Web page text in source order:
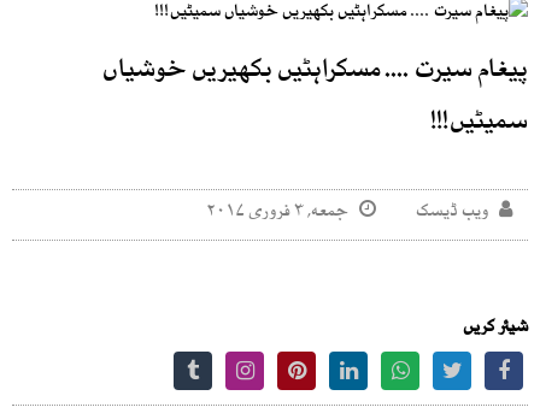
پیغام سیرت .... مسکراہٹیں بکھیریں خوشیاں
سمیٹیں!!!
ویب ڈیسک جمعه, ۳ فروری ۲۰۱۷
شیئر کریں